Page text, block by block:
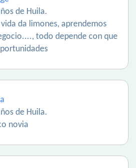
de Huila.
da limones, aprendemos
todo depende con que
de Huila.
novia